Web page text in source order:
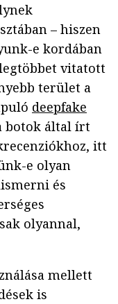
– hiszen
e kordában
vitatott
terület a
deepfake
botok által írt
itt
e olyan
és
olyannal,
mellett
is